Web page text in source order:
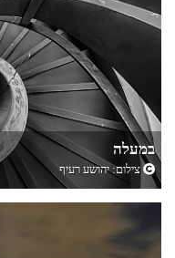
במעלה
צילום:יהושע רעיף